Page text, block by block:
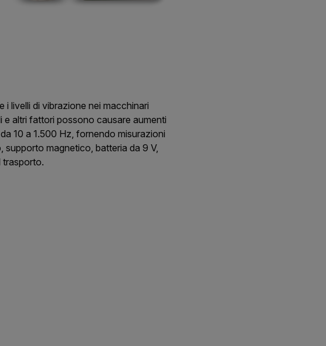
livelli di vibrazione nei macchinari
e altri fattori possono causare aumenti
10 a 1.500 Hz, fornendo misurazioni
magnetico, batteria da 9 V,
trasporto.